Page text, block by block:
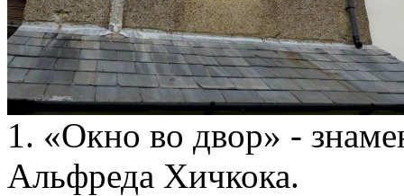
1. «Окно во двор» -
Альфреда Хичкока.